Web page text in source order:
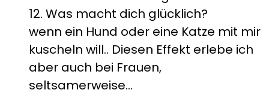
12. Was macht dich glücklich?
wenn ein Hund oder eine Katze mit mir
kuscheln will.. Diesen Effekt erlebe ich
aber auch bei Frauen,
seltsamerweise…